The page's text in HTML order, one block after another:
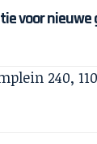
voor
240,